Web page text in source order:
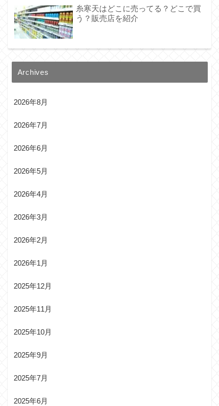
糸寒天はどこに売ってる？どこで買
う？販売店を紹介
Archives
2026年8月
2026年7月
2026年6月
2026年5月
2026年4月
2026年3月
2026年2月
2026年1月
2025年12月
2025年11月
2025年10月
2025年9月
2025年7月
2025年6月